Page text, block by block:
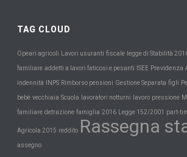
TAG CLOUD
Opeari agricoli Lavori usuranti fiscale legge di Stabilità
familiare addetti a lavori faticosi e pesanti ISEE Previdenza
indennità INPS Rimborso pensioni Gestione Separata figli
bebè vecchiaia Scuola lavoratori notturni lavoro pressione
familiare detrazione famiglia 2016 Legge 152/2001 part-
Agricola 2015 reddito Rassegna
assegno